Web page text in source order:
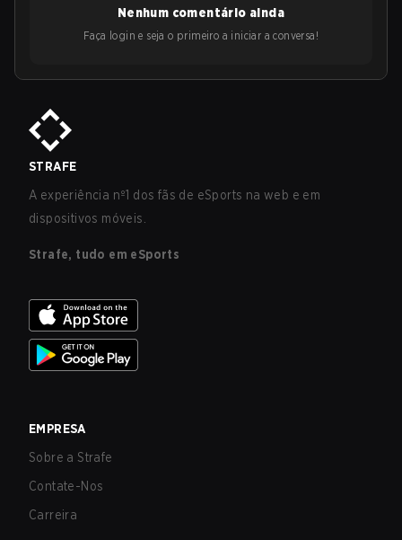
Nenhum comentário ainda
Faça login e seja o primeiro a iniciar a conversa!
STRAFE
A experiência nº1 dos fãs de eSports na web e em
dispositivos móveis.
Strafe, tudo em eSports
EMPRESA
Sobre a Strafe
Contate-Nos
Carreira